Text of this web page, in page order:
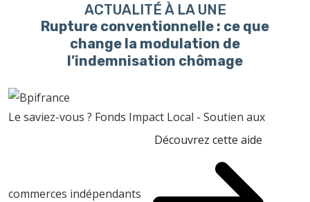
ACTUALITÉ À LA UNE
Rupture conventionnelle : ce que
change la modulation de
l’indemnisation chômage
Le saviez-vous ? Fonds Impact Local - Soutien aux
commerces indépendants
Découvrez cette aide